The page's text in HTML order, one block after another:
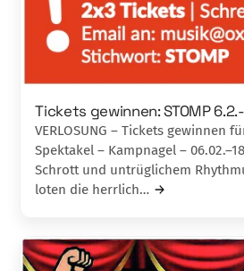
Tickets gewinnen: STOMP
VERLOSUNG – Tickets gewinnen
Spektakel – Kampnagel –
Schrott und untrüglichem
loten die herrlich…